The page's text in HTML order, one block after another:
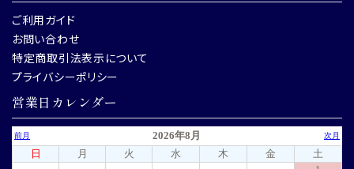
ご利用ガイド
お問い合わせ
特定商取引法表示について
プライバシーポリシー
営業日カレンダー